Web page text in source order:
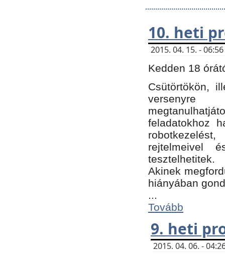
10. heti
2015. 04. 15. -
Kedden 18
Csütörtökön,
versenyre
feladatokhoz
rejtelmeivel
tesztelhetitek.
Akinek
hiányában
...
Tovább
9. heti
2015. 04. 06. -